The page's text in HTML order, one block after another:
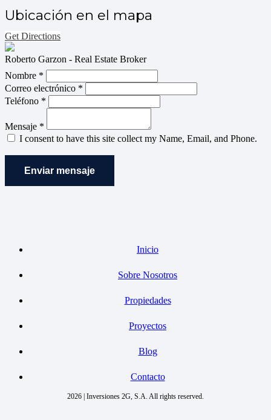
Ubicación en el mapa
Get Directions
Roberto Garzon - Real Estate Broker
Nombre *
Correo electrónico *
Teléfono *
Mensaje *
I consent to have this site collect my Name, Email, and Phone.
Enviar mensaje
Inicio
Sobre Nosotros
Propiedades
Proyectos
Blog
Contacto
2026 | Inversiones 2G, S.A. All rights reserved.